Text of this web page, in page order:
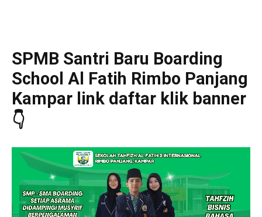
SPMB Santri Baru Boarding
School Al Fatih Rimbo Panjang
Kampar link daftar klik banner
👇